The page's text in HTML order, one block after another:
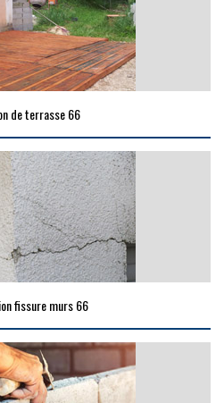
de terrasse 66
fissure murs 66